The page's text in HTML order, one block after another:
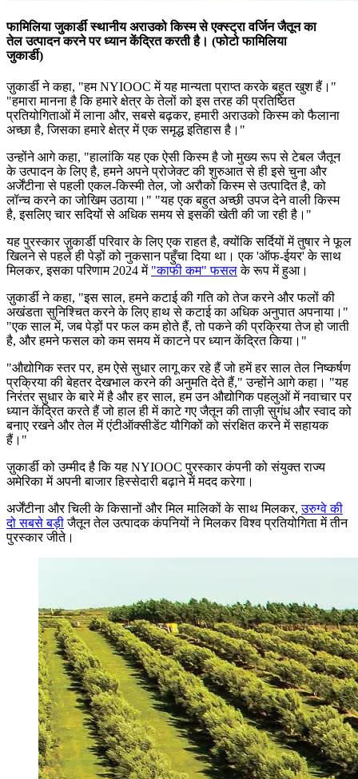
फामिलिया जुकार्डी स्थानीय अराउको किस्म से एक्स्ट्रा वर्जिन जैतून का
तेल उत्पादन करने पर ध्यान केंद्रित करती है। (फोटो फामिलिया
जुकार्डी)
ज़ुकार्डी ने कहा, "हम NYIOOC में यह मान्यता प्राप्त करके बहुत खुश हैं।"
"हमारा मानना है कि हमारे क्षेत्र के तेलों को इस तरह की प्रतिष्ठित
प्रतियोगिताओं में लाना और, सबसे बढ़कर, हमारी अराउको किस्म को फैलाना
अच्छा है, जिसका हमारे क्षेत्र में एक समृद्ध इतिहास है।"
उन्होंने आगे कहा, "हालांकि यह एक ऐसी किस्म है जो मुख्य रूप से टेबल जैतून
के उत्पादन के लिए है, हमने अपने प्रोजेक्ट की शुरुआत से ही इसे चुना और
अर्जेंटीना से पहली एकल-किस्मी तेल, जो अरौको किस्म से उत्पादित है, को
लॉन्च करने का जोखिम उठाया।" "यह एक बहुत अच्छी उपज देने वाली किस्म
है, इसलिए चार सदियों से अधिक समय से इसकी खेती की जा रही है।"
यह पुरस्कार ज़ुकार्डी परिवार के लिए एक राहत है, क्योंकि सर्दियों में तुषार ने फूल
खिलने से पहले ही पेड़ों को नुकसान पहुँचा दिया था। एक'ऑफ-ईयर' के साथ
मिलकर, इसका परिणाम 2024 में "काफी कम" फसलके रूप में हुआ।
ज़ुकार्डी ने कहा, "इस साल, हमने कटाई की गति को तेज करने और फलों की
अखंडता सुनिश्चित करने के लिए हाथ से कटाई का अधिक अनुपात अपनाया।"
"एक साल में, जब पेड़ों पर फल कम होते हैं, तो पकने की प्रक्रिया तेज हो जाती
है, और हमने फसल को कम समय में काटने पर ध्यान केंद्रित किया।"
"औद्योगिक स्तर पर, हम ऐसे सुधार लागू कर रहे हैं जो हमें हर साल तेल निष्कर्षण
प्रक्रिया की बेहतर देखभाल करने की अनुमति देते हैं," उन्होंने आगे कहा। "यह
निरंतर सुधार के बारे में है और हर साल, हम उन औद्योगिक पहलुओं में नवाचार पर
ध्यान केंद्रित करते हैं जो हाल ही में काटे गए जैतून की ताज़ी सुगंध और स्वाद को
बनाए रखने और तेल में एंटीऑक्सीडेंट यौगिकों को संरक्षित करने में सहायक
हैं।"
ज़ुकार्डी को उम्मीद है कि यह NYIOOC पुरस्कार कंपनी को संयुक्त राज्य
अमेरिका में अपनी बाजार हिस्सेदारी बढ़ाने में मदद करेगा।
अर्जेंटीना और चिली के किसानों और मिल मालिकों के साथ मिलकर,उरुग्वे की
दो सबसे बड़ीजैतून तेल उत्पादक कंपनियों ने मिलकर विश्व प्रतियोगिता में तीन
पुरस्कार जीते।